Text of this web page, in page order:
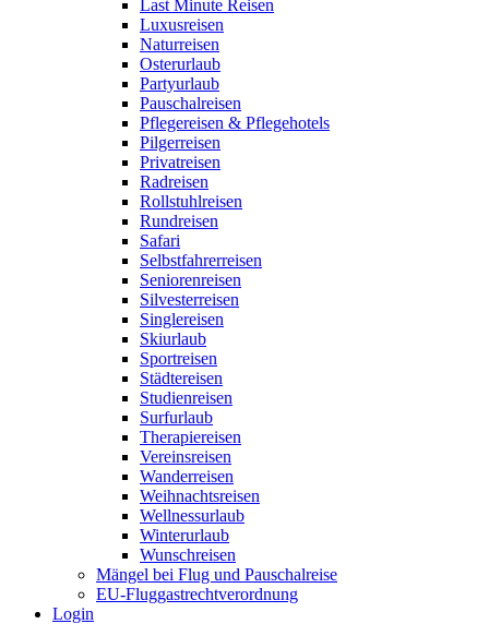
Last Minute Reisen
Luxusreisen
Naturreisen
Osterurlaub
Partyurlaub
Pauschalreisen
Pflegereisen & Pflegehotels
Pilgerreisen
Privatreisen
Radreisen
Rollstuhlreisen
Rundreisen
Safari
Selbstfahrerreisen
Seniorenreisen
Silvesterreisen
Singlereisen
Skiurlaub
Sportreisen
Städtereisen
Studienreisen
Surfurlaub
Therapiereisen
Vereinsreisen
Wanderreisen
Weihnachtsreisen
Wellnessurlaub
Winterurlaub
Wunschreisen
Mängel bei Flug und Pauschalreise
EU-Fluggastrechtverordnung
Login